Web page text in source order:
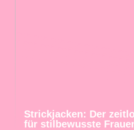
Strickjacken: Der
für stilbewusste